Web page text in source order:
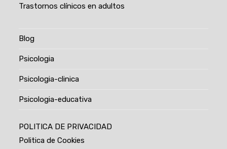
Trastornos clínicos en adultos
Blog
Psicologia
Psicologia-clinica
Psicologia-educativa
POLITICA DE PRIVACIDAD
Politica de Cookies